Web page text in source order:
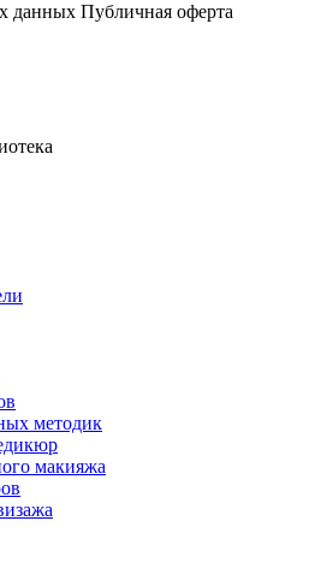
данных Публичная оферта
методик
макияжа